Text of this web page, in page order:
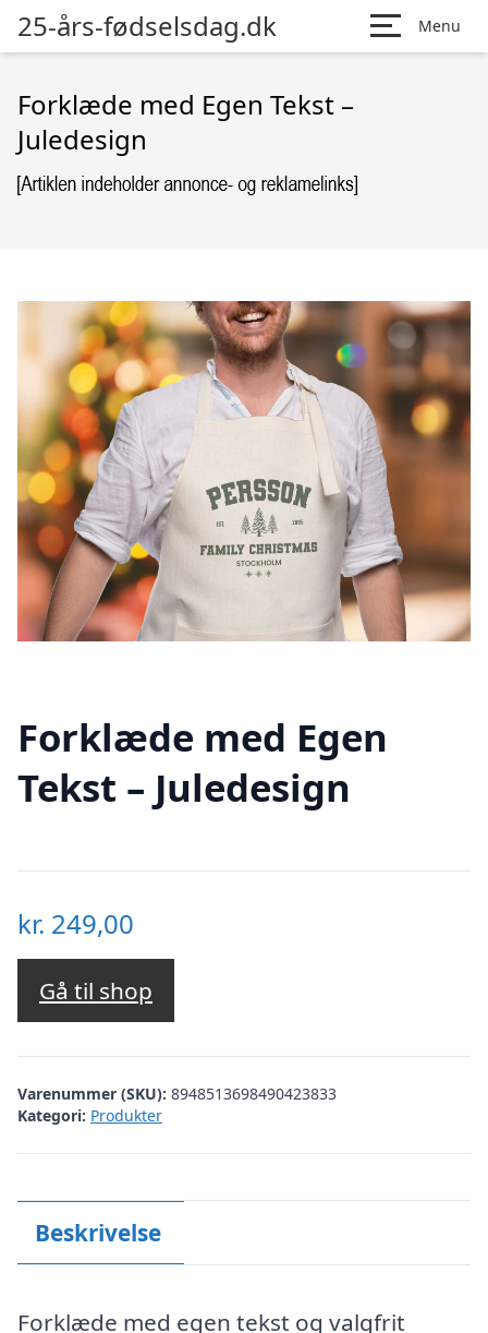
25-års-fødselsdag.dk Menu
Forklæde med Egen Tekst –
Juledesign
Forklæde med Egen
Tekst – Juledesign
kr. 249,00
Gå til shop
Varenummer (SKU): 8948513698490423833
Kategori: Produkter
Beskrivelse
Forklæde med egen tekst og valgfrit